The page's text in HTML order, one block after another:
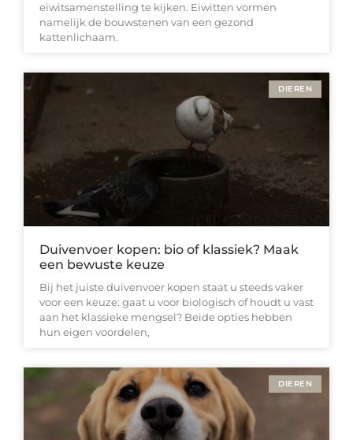
eiwitsamenstelling te kijken. Eiwitten vormen
namelijk de bouwstenen van een gezond
kattenlichaam.
DIEREN
Duivenvoer kopen: bio of klassiek? Maak
een bewuste keuze
Bij het juiste duivenvoer kopen staat u steeds vaker
voor een keuze: gaat u voor biologisch of houdt u vast
aan het klassieke mengsel? Beide opties hebben
hun eigen voordelen,
DIEREN